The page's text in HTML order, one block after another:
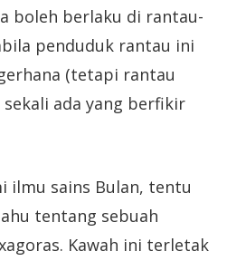
boleh berlaku di rantau-
penduduk rantau ini
(tetapi rantau
ada yang berfikir
ilmu sains Bulan, tentu
tentang sebuah
Kawah ini terletak